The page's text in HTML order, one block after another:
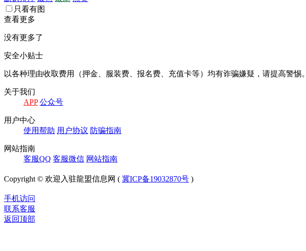
只看有图
查看更多
没有更多了
安全小贴士
以各种理由收取费⽤（押⾦、服装费、报名费、充值卡等）均有诈骗嫌疑，请提⾼警惕。
关于我们
APP 公众号
⽤户中⼼
使⽤帮助 ⽤户协议 防骗指南
⽹站指南
客服QQ 客服微信 ⽹站指南
Copyright © 欢迎入驻龍盟信息网 ( 冀ICP备19032870号 )
手机访问
联系客服
返回顶部